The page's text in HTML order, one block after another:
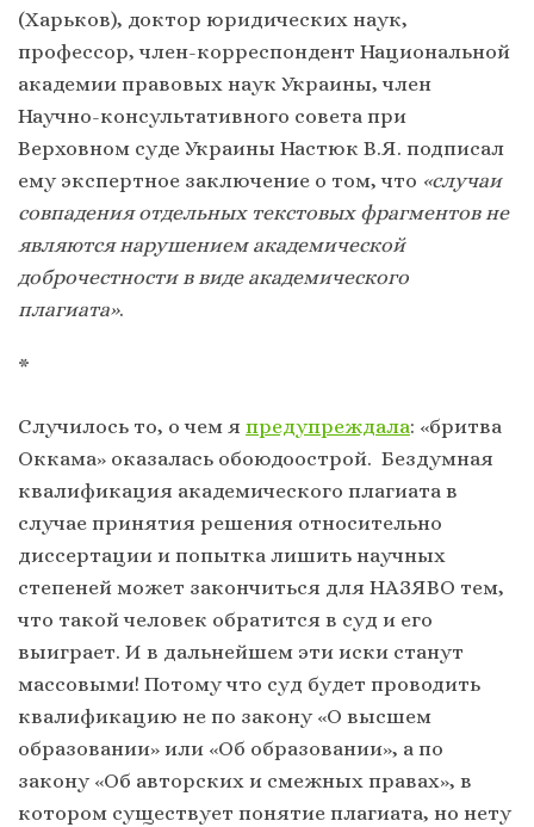
(Харьков), доктор юридических наук,
профессор, член-корреспондент Национальной
академии правовых наук Украины, член
Научно-консультативного совета при
Верховном суде Украины Настюк В.Я. подписал
ему экспертное заключение о том, что «случаи
совпадения отдельных текстовых фрагментов не
являются нарушением академической
доброчестности в виде академического
плагиата».
*
Случилось то, о чем я предупреждала: «бритва
Оккама» оказалась обоюдоострой. Бездумная
квалификация академического плагиата в
случае принятия решения относительно
диссертации и попытка лишить научных
степеней может закончиться для НАЗЯВО тем,
что такой человек обратится в суд и его
выиграет. И в дальнейшем эти иски станут
массовыми! Потому что суд будет проводить
квалификацию не по закону «О высшем
образовании» или «Об образовании», а по
закону «Об авторских и смежных правах», в
котором существует понятие плагиата, но нету